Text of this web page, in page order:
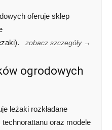
oferuje sklep
zobacz szczegóły →
ogrodowych
leżaki rozkładane
oraz modele